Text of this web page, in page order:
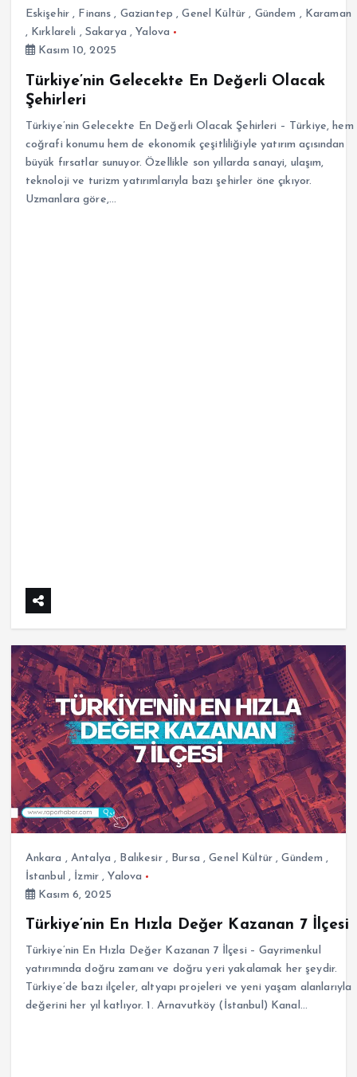
Eskişehir, Finans , Gaziantep ,Genel Kültür , Gündem , Karaman
, Kırklareli , Sakarya ,Yalova
Kasım 10, 2025
Türkiye’nin Gelecekte En Değerli Olacak
Şehirleri
Türkiye’nin Gelecekte En Değerli Olacak Şehirleri – Türkiye, hem
coğrafi konumu hem de ekonomik çeşitliliğiyle yatırım açısından
büyük fırsatlar sunuyor. Özellikle son yıllarda sanayi, ulaşım,
teknoloji ve turizm yatırımlarıyla bazı şehirler öne çıkıyor.
Uzmanlara göre,…
Ankara , Antalya , Balıkesir, Bursa ,Genel Kültür,Gündem ,
İstanbul , İzmir,Yalova
Kasım 6, 2025
Türkiye’nin En Hızla Değer Kazanan 7 İlçesi
Türkiye’nin En Hızla Değer Kazanan 7 İlçesi – Gayrimenkul
yatırımında doğru zamanı ve doğru yeri yakalamak her şeydir.
Türkiye’de bazı ilçeler, altyapı projeleri ve yeni yaşam alanlarıyla
değerini her yıl katlıyor. 1. Arnavutköy (İstanbul) Kanal…